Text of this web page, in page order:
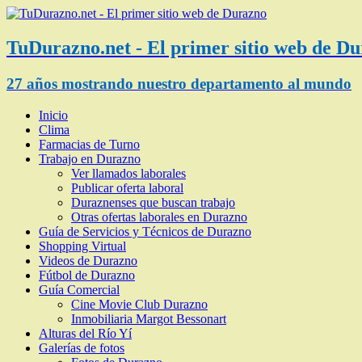
TuDurazno.net - El primer sitio web de
27 años mostrando nuestro departamento al mundo
Inicio
Clima
Farmacias de Turno
Trabajo en Durazno
Ver llamados laborales
Publicar oferta laboral
Duraznenses que buscan trabajo
Otras ofertas laborales en Durazno
Guía de Servicios y Técnicos de Durazno
Shopping Virtual
Videos de Durazno
Fútbol de Durazno
Guía Comercial
Cine Movie Club Durazno
Inmobiliaria Margot Bessonart
Alturas del Río Yí
Galerías de fotos